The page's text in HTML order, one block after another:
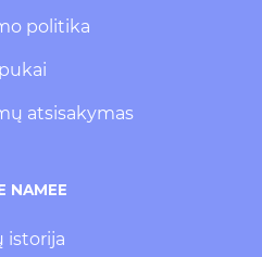
politika
atsisakymas
NAMEE
istorija